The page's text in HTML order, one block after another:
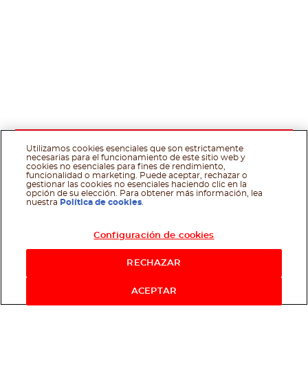
Utilizamos cookies esenciales que son estrictamente
necesarias para el funcionamiento de este sitio web y
cookies no esenciales para fines de rendimiento,
funcionalidad o marketing. Puede aceptar, rechazar o
gestionar las cookies no esenciales haciendo clic en la
opción de su elección. Para obtener más información, lea
nuestra Política de cookies
Configuración de cookies
RECHAZAR
ACEPTAR